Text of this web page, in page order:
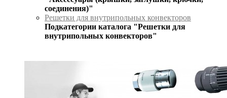
соединения)"
Решетки для внутрипольных конвекторов
Подкатегории каталога "Решетки для
внутрипольных конвекторов"